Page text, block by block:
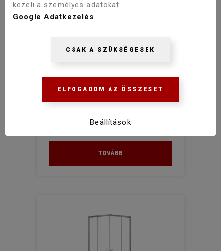
HÁTFALAS
ZUHANYKABIN
igen
Viva AQUA Max Fekete íves
zuhanykabin 80x80x190 cm
TOVÁBB
kezeli a személyes adatokat:
Google Adatkezelés
CSAK A SZÜKSÉGESEK
ELFOGADOM AZ ÖSSZESET
Beállítások